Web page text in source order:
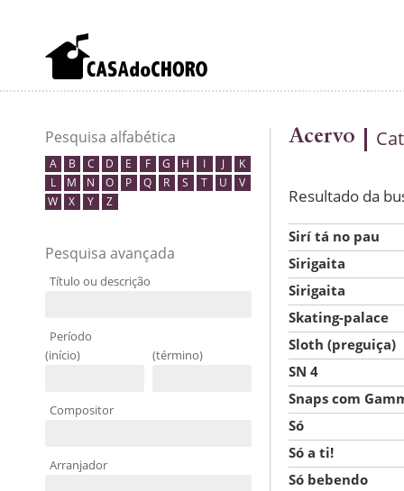
Pesquisa alfabética
A B C D E F G H I J
K
L
M N O P Q R S T U
V
W
X Y Z
Pesquisa avançada
Título ou descrição
Período
(início)
(término)
Compositor
Arranjador
Acervo
Resultado da
Sirí tá no pau
Sirigaita
Sirigaita
Skating-palace
Sloth (preguiça)
SN 4
Snaps com
Só
Só a ti!
Só bebendo